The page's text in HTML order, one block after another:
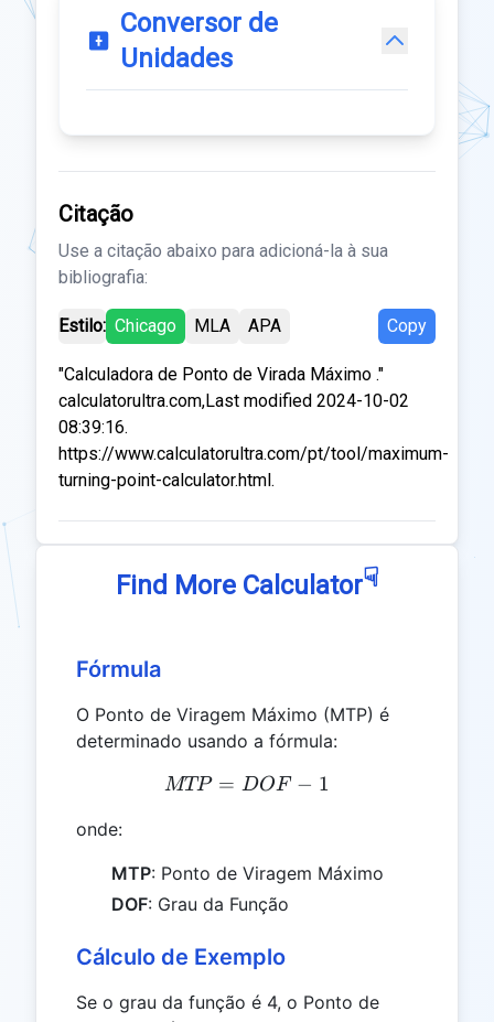
Conversor de
Unidades
Citação
Use a citação abaixo para adicioná-la à sua
bibliografia:
Estilo: Chicago MLA APA Copy
"Calculadora de Ponto de Virada Máximo ."
calculatorultra.com,Last modified 2024-10-02
08:39:16.
https://www.calculatorultra.com/pt/tool/maximum-
turning-point-calculator.html.
Find More Calculator☟
Fórmula
O Ponto de Viragem Máximo (MTP) é
determinado usando a fórmula:
MTP = DOF - 1
MTP = DOF − 1
onde:
MTP: Ponto de Viragem Máximo
DOF: Grau da Função
Cálculo de Exemplo
Se o grau da função é 4, o Ponto de